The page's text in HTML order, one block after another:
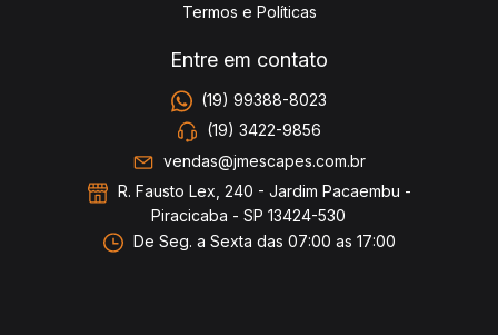
Termos e Políticas
Entre em contato
(19) 99388-8023
(19) 3422-9856
vendas@jmescapes.com.br
R. Fausto Lex, 240 - Jardim Pacaembu -
Piracicaba - SP 13424-530
De Seg. a Sexta das 07:00 as 17:00